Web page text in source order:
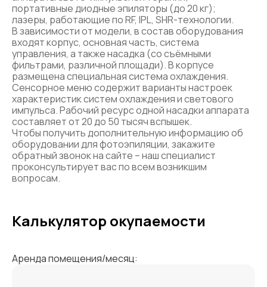
портативные диодные эпиляторы (до 20 кг);
лазеры, работающие по RF, IPL, SHR-технологии.
В зависимости от модели, в состав оборудования
входят корпус, основная часть, система
управления, а также насадка (со съёмными
фильтрами, различной площади). В корпусе
размещена специальная система охлаждения.
Сенсорное меню содержит варианты настроек
характеристик систем охлаждения и светового
импульса. Рабочий ресурс одной насадки аппарата
составляет от 20 до 50 тысяч вспышек.
Чтобы получить дополнительную информацию об
оборудовании для фотоэпиляции, закажите
обратный звонок на сайте – наш специалист
проконсультирует вас по всем возникшим
вопросам.
Калькулятор окупаемости
Аренда помещения/месяц: